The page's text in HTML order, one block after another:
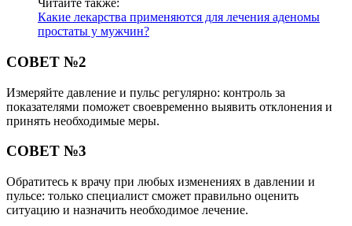
Читайте также:
Какие лекарства применяются для лечения аденомы
простаты у мужчин?
СОВЕТ №2
Измеряйте давление и пульс регулярно: контроль за
показателями поможет своевременно выявить отклонения и
принять необходимые меры.
СОВЕТ №3
Обратитесь к врачу при любых изменениях в давлении и
пульсе: только специалист сможет правильно оценить
ситуацию и назначить необходимое лечение.